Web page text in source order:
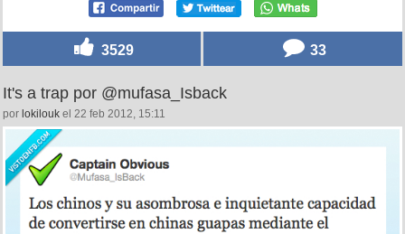
3529 33
It's a trap por @mufasa_Isback
por lokilouk el 22 feb 2012, 15:11